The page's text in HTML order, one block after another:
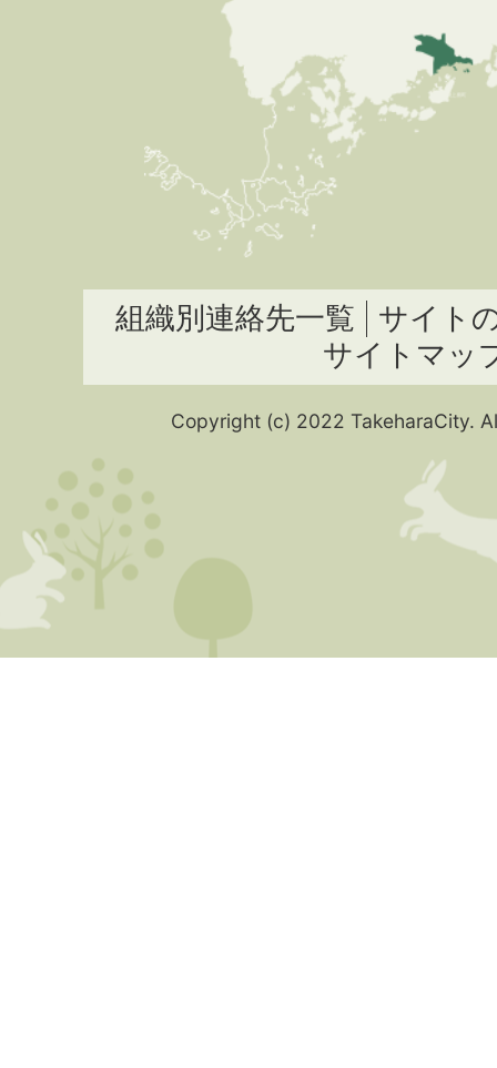
組織別連絡先一覧
サイト
サイトマッ
Copyright (c) 2022 TakeharaCity.